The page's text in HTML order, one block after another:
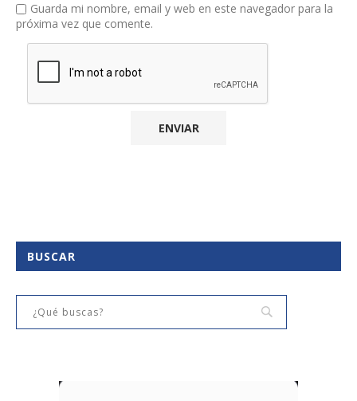
Guarda mi nombre, email y web en este navegador para la
próxima vez que comente.
BUSCAR